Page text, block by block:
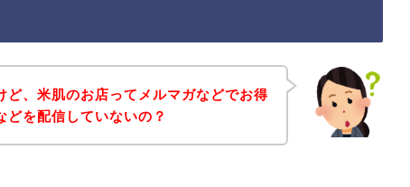
ど、米肌のお店ってメルマガなどでお得
どを配信していないの？